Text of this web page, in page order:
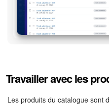
Travailler avec les
Les produits du catalogue sont